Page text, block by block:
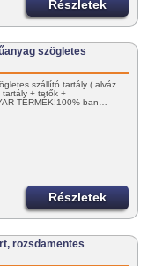
Részletek
szögletes
szállító tartály ( alváz
tartály + tetők +
TERMÉK!100%-ban…
Részletek
rozsdamentes